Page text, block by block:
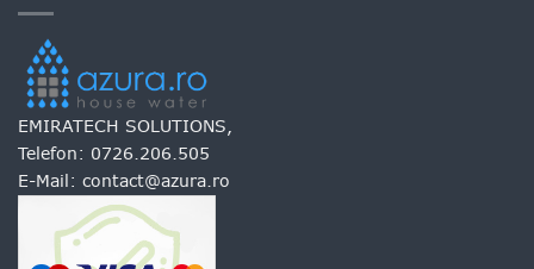
EMIRATECH SOLUTIONS,
Telefon: 0726.206.505
E-Mail: contact@azura.ro